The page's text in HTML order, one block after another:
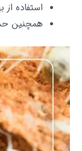
استفاده
همچنین